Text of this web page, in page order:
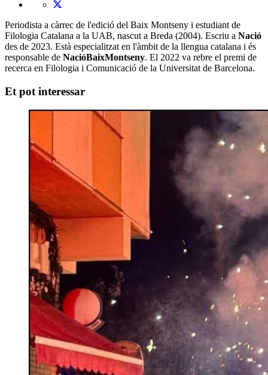
Periodista a càrrec de l'edició del Baix Montseny i estudiant de
Filologia Catalana a la UAB, nascut a Breda (2004). Escriu a Nació
des de 2023. Està especialitzat en l'àmbit de la llengua catalana i és
responsable de NacióBaixMontseny. El 2022 va rebre el premi de
recerca en Filologia i Comunicació de la Universitat de Barcelona.
Et pot interessar